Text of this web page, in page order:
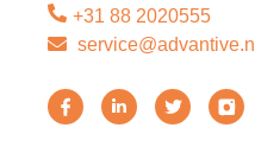
+31 88 2020555
service@advantive.nl